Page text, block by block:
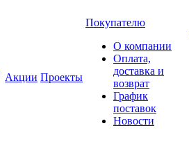
Акции Проекты
Покупателю
О компании
Оплата,
доставка и
возврат
График
поставок
Новости